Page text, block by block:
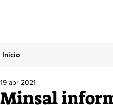
Inicio
Minsal
19 abr 2021